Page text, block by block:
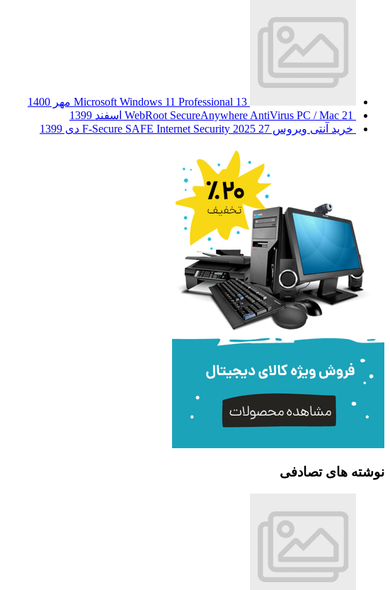
Microsoft Windows 11 Professional 13 مهر 1400
WebRoot SecureAnywhere AntiVirus PC / Mac 21 اسفند 1399
خرید آنتی ویروس F-Secure SAFE Internet Security 2025 27 دی 1399
نوشته های تصادفی